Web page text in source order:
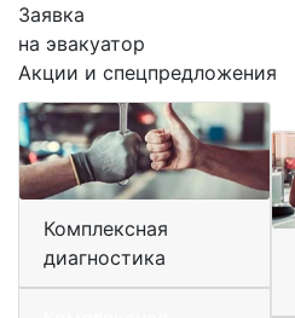
Заявка
на эвакуатор
Акции и спецпредложения
Комплексная
диагностика